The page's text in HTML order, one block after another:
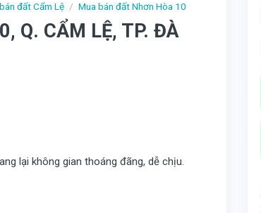
đất Cẩm Lệ / Mua bán đất Nhơn Hòa 10
Q. CẨM LỆ, TP. ĐÀ
lại không gian thoáng đãng, dễ chịu.